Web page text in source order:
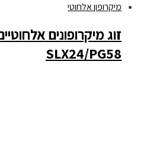
מיקרופון אלחוטי
SLX24/PG58